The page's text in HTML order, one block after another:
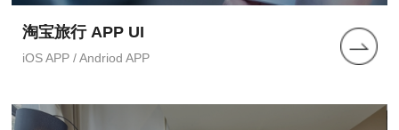
淘宝旅行 APP UI
iOS APP / Andriod APP